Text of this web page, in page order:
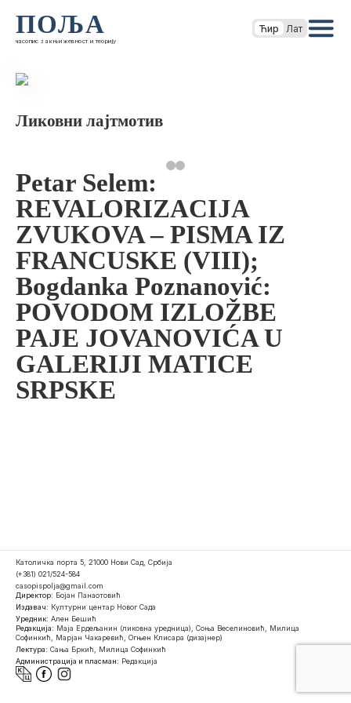
ПОЉА
часопис за књижевност и теорију
Ћир Лат
Ликовни лајтмотив
Petar Selem:
REVALORIZACIJA
ZVUKOVA – PISMA IZ
FRANCUSKE (VIII);
Bogdanka Poznanović:
POVODOM IZLOŽBE
PAJE JOVANOVIĆA U
GALERIJI MATICE
SRPSKE
Католичка порта 5, 21000 Нови Сад, Србија
(+381) 021/524-584
casopispolja@gmail.com
Директор: Бојан Панаотовић
Издавач: Културни центар Новог Сада
Уредник: Ален Бешић
Редакција: Маја Ердељанин (ликовна уредница), Соња Веселиновић, Милица
Софинкић, Марјан Чакаревић, Огњен Клисара (дизајнер)
Лектура: Сања Бркић, Милица Софинкић
Администрација и пласман: Редакција